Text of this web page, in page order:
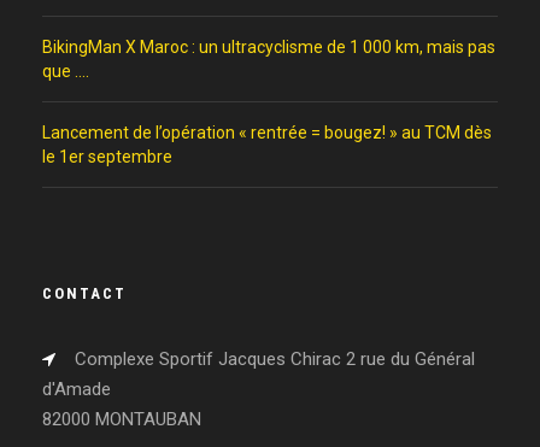
BikingMan X Maroc : un ultracyclisme de 1 000 km, mais pas
que ….
Lancement de l’opération « rentrée = bougez! » au TCM dès
le 1er septembre
CONTACT
Complexe Sportif Jacques Chirac 2 rue du Général
d'Amade
82000 MONTAUBAN